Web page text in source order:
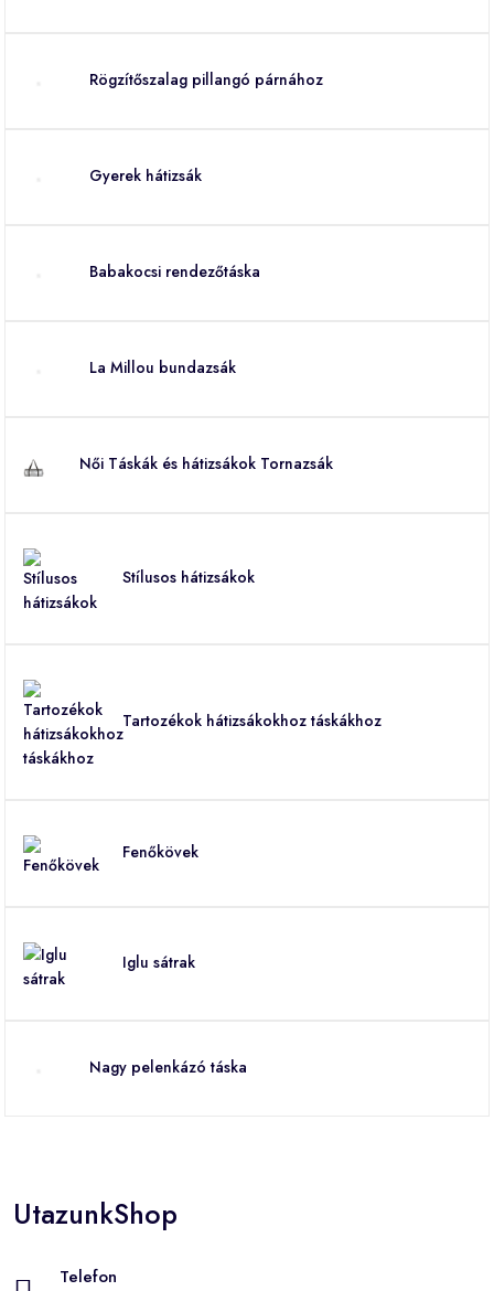
Rögzítőszalag pillangó párnához
Gyerek hátizsák
Babakocsi rendezőtáska
La Millou bundazsák
Női Táskák és hátizsákok Tornazsák
Stílusos hátizsákok
Tartozékok hátizsákokhoz táskákhoz
Fenőkövek
Iglu sátrak
Nagy pelenkázó táska
UtazunkShop
Telefon